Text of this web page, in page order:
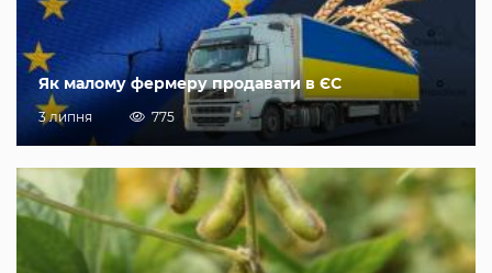
Як малому фермеру продавати в ЄС
3 липня 775